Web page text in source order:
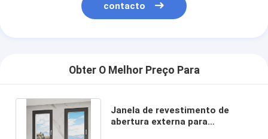
contacto
Obter O Melhor Preço Para
Janela de revestimento de
abertura externa para